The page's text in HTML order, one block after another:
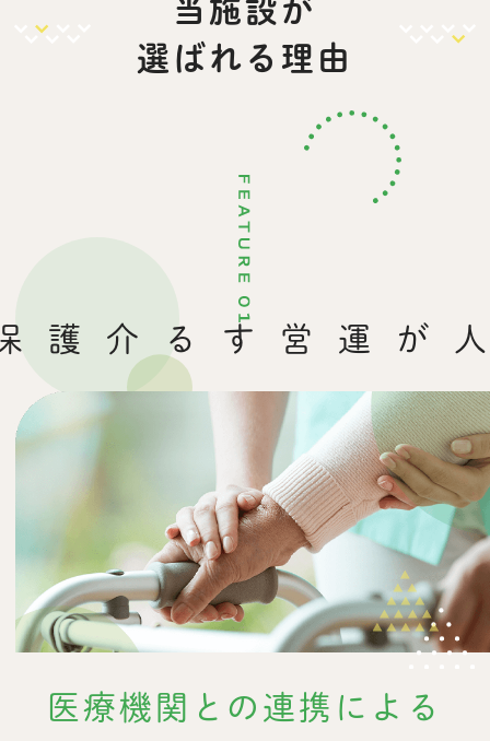
当施設が
選ばれる理由
医療法人が
運営する
医療機関との連携による